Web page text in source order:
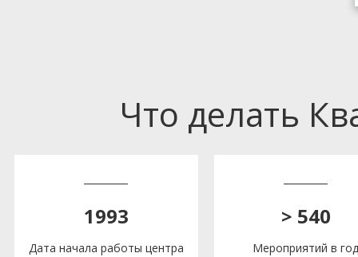
Что делать
1993
Дата начала работы центра
> 540
Мероприятий в год